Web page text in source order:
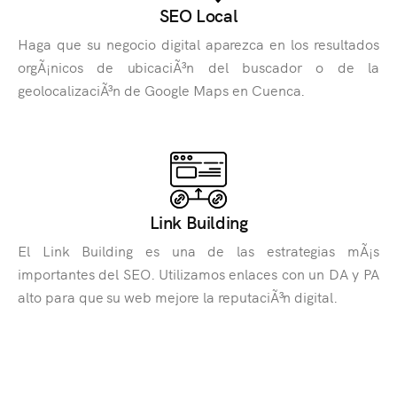
SEO Local
Haga que su negocio digital aparezca en los resultados
orgÃ¡nicos de ubicaciÃ³n del buscador o de la
geolocalizaciÃ³n de Google Maps en Cuenca.
Link Building
El Link Building es una de las estrategias mÃ¡s
importantes del SEO. Utilizamos enlaces con un DA y PA
alto para que su web mejore la reputaciÃ³n digital.